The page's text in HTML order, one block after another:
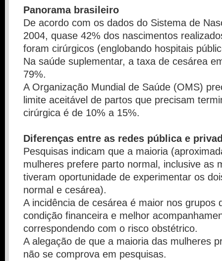
Panorama brasileiro
De acordo com os dados do Sistema de
2004, quase 42% dos nascimentos
foram cirúrgicos (englobando hospitais
Na saúde suplementar, a taxa de cesárea
79%.
A Organização Mundial de Saúde (OMS)
limite aceitável de partos que precisam
cirúrgica é de 10% a 15%.
Diferenças entre as redes pública e
Pesquisas indicam que a maioria
mulheres prefere parto normal, inclusive as
tiveram oportunidade de experimentar os
normal e cesárea).
A incidência de cesárea é maior nos grupos
condição financeira e melhor
correspondendo com o risco obstétrico.
A alegação de que a maioria das mulheres
não se comprova em pesquisas.